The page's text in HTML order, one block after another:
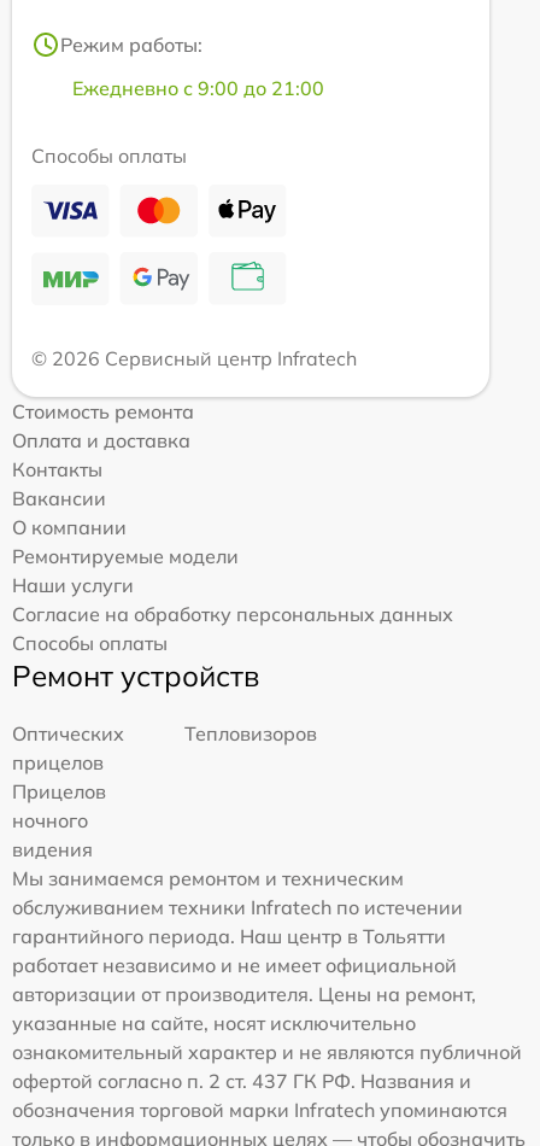
Режим работы:
Ежедневно с 9:00 до 21:00
Способы оплаты
© 2026 Сервисный центр Infratech
Стоимость ремонта
Оплата и доставка
Контакты
Вакансии
О компании
Ремонтируемые модели
Наши услуги
Согласие на обработку персональных данных
Способы оплаты
Ремонт устройств
Оптических
прицелов
Тепловизоров
Прицелов
ночного
видения
Мы занимаемся ремонтом и техническим
обслуживанием техники Infratech по истечении
гарантийного периода. Наш центр в Тольятти
работает независимо и не имеет официальной
авторизации от производителя. Цены на ремонт,
указанные на сайте, носят исключительно
ознакомительный характер и не являются публичной
офертой согласно п. 2 ст. 437 ГК РФ. Названия и
обозначения торговой марки Infratech упоминаются
только в информационных целях — чтобы обозначить